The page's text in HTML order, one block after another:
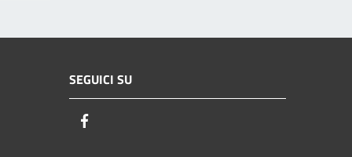
SEGUICI SU